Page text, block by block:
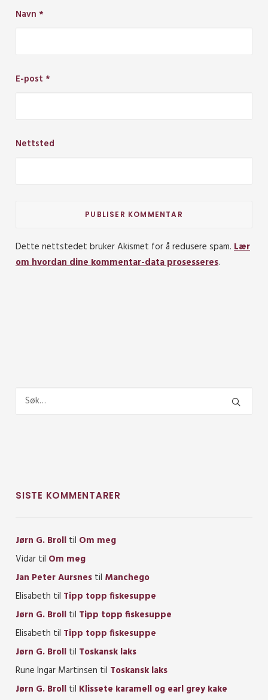
Navn *
E-post *
Nettsted
Dette nettstedet bruker Akismet for å redusere spam. Lær
om hvordan dine kommentar-data prosesseres.
SISTE KOMMENTARER
Jørn G. Broll til Om meg
Vidar til Om meg
Jan Peter Aursnes til Manchego
Elisabeth til Tipp topp fiskesuppe
Jørn G. Broll til Tipp topp fiskesuppe
Elisabeth til Tipp topp fiskesuppe
Jørn G. Broll til Toskansk laks
Rune Ingar Martinsen til Toskansk laks
Jørn G. Broll til Klissete karamell og earl grey kake